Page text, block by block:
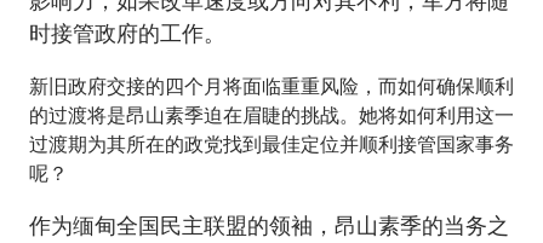
时接管政府的工作。
新旧政府交接的四个月将面临重重风险，而如何确保顺利
的过渡将是昂山素季迫在眉睫的挑战。她将如何利用这一
过渡期为其所在的政党找到最佳定位并顺利接管国家事务
呢？
作为缅甸全国民主联盟的领袖，昂山素季的当务之